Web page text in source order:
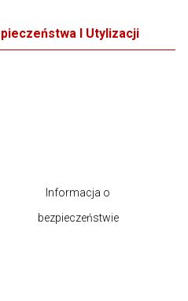
I Utylizacji
Informacja o
bezpieczeństwie